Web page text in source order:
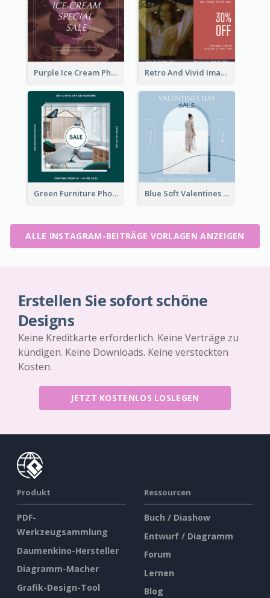
Purple Ice Cream Photo Dessert Sale Instagram Post Retro And Vivid Image Instagram Post Design Idea
Green Furniture Photo Furniture Sale Instagram Post Blue Soft Valentines Day Limited Sale Instagram Post
ALLE INSTAGRAM-BEITRÄGE VORLAGEN ANZEIGEN
Erstellen Sie sofort schöne
Designs
Keine Kreditkarte erforderlich. Keine Verträge zu
kündigen. Keine Downloads. Keine versteckten
Kosten.
JETZT KOSTENLOS LOSLEGEN
Produkt
PDF-
Werkzeugsammlung
Daumenkino-Hersteller
Diagramm-Macher
Grafik-Design-Tool
Ressourcen
Buch / Diashow
Entwurf / Diagramm
Forum
Lernen
Blog